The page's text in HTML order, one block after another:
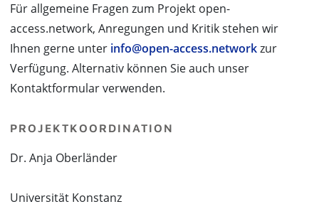
Für allgemeine Fragen zum Projekt open-
access.network, Anregungen und Kritik stehen wir
Ihnen gerne unter info@open-access.networkzur
Verfügung. Alternativ können Sie auch unser
Kontaktformular verwenden.
PROJEKTKOORDINATION
Dr. Anja Oberländer
Universität Konstanz